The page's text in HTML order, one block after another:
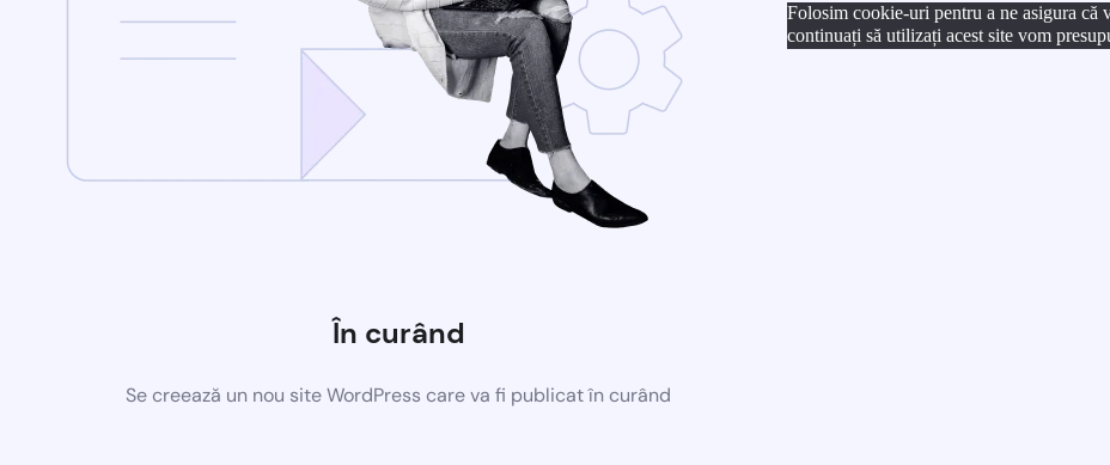
În curând
Se creează un nou site WordPress care va fi publicat în curând
Folosim cookie-uri pentru a ne asigura că
continuați să utilizați acest site vom